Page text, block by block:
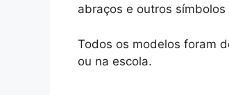
abraços e outros
Todos os modelos foram
ou na escola.